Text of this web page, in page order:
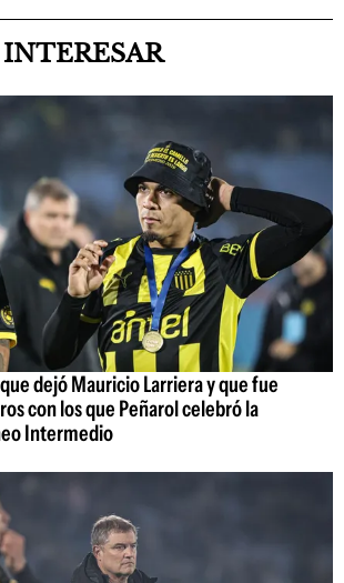
dejó Mauricio Larriera y que fue
con los que Peñarol celebró la
Intermedio